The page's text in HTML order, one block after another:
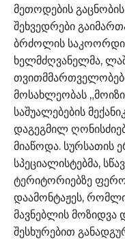
მეთოდების
შეხვედრები
ბრძოლის
ხელმძღვანელმა,
მოსახლეობას
საშუალებების
დაგეგმილ
მიაწოდა. სურსათის
სპეციალისტებმა,
ტერიტორიებზე
დაამონტაჟეს,
მავნებლის მოზიდვა
შესხურებით